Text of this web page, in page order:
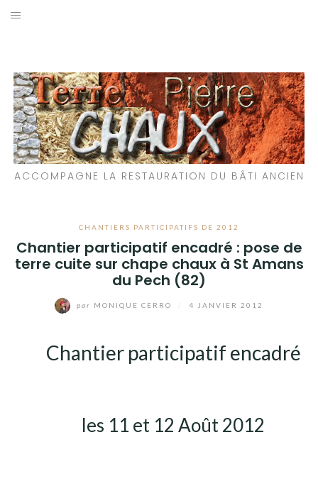
Aller
ACCOMPAGNE LA RESTAURATION DU BÂTI ANCIEN
CHANTIERS PARTICIPATIFS DE 2012
Chantier participatif encadré : pose de
terre cuite sur chape chaux à St Amans
du Pech (82)
par MONIQUE CERRO 4 JANVIER 2012
Chantier participatif encadré
les 11 et 12 Août 2012
PARTICIPATIFS
CHANTIERS RÉALISÉS
QUE PROPOSONS-NOUS ?